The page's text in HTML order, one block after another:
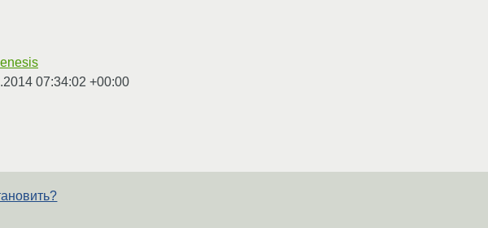
07:34:02 +00:00